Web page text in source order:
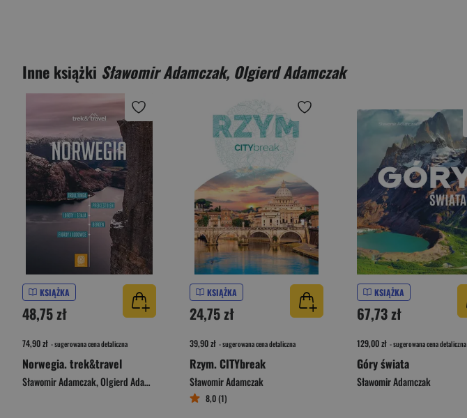
Inne książki Sławomir Adamczak, Olgierd Adamczak
KSIĄŻKA
48,75 zł
74,90 zł - sugerowana cena detaliczna
Norwegia. trek&travel
Sławomir Adamczak,Olgierd Adamczak
KSIĄŻKA
24,75 zł
39,90 zł - sugerowana cena detaliczna
Rzym. CITYbreak
Sławomir Adamczak
8,0 (1)
KSIĄŻKA
67,73 zł
129,00 zł - sugerowana cena detaliczna
Góry świata
Sławomir Adamczak